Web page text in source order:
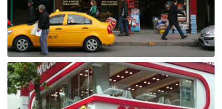
Raf ve Depo Sistemleri
Reklam - Tanıtım - PR ve İnternet
Seyahat - Rent A Car
Tabela - Dijital Baskı